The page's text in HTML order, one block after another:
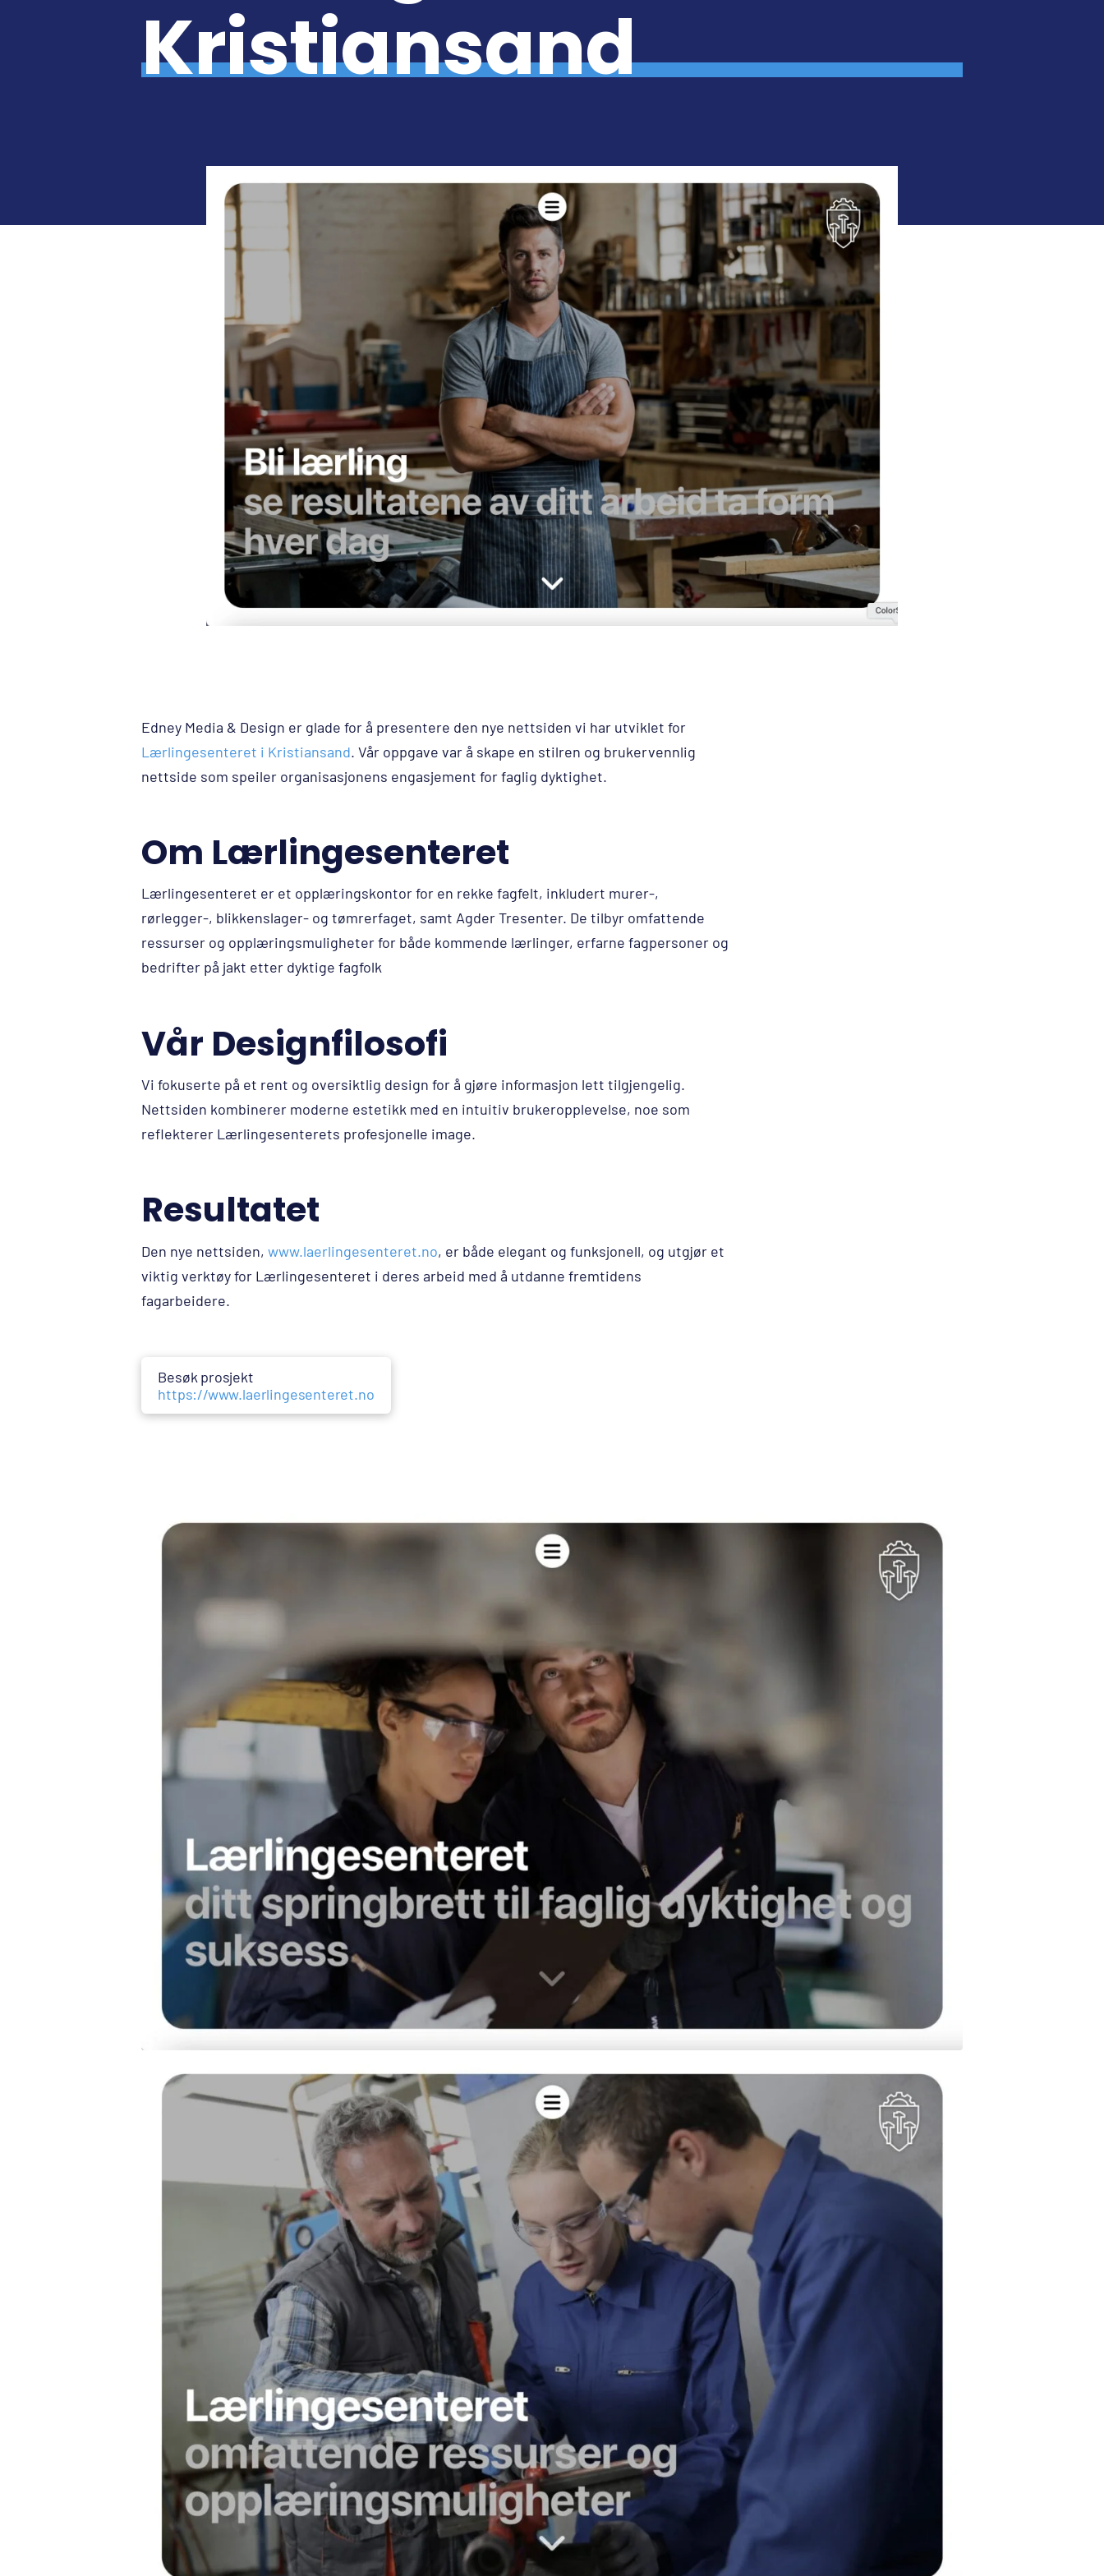
Kristiansand
Edney Media & Design er glade for å presentere den nye nettsiden vi har utviklet for
Lærlingesenteret i Kristiansand. Vår oppgave var å skape en stilren og brukervennlig
nettside som speiler organisasjonens engasjement for faglig dyktighet.
Om Lærlingesenteret
Lærlingesenteret er et opplæringskontor for en rekke fagfelt, inkludert murer-,
rørlegger-, blikkenslager- og tømrerfaget, samt Agder Tresenter. De tilbyr omfattende
ressurser og opplæringsmuligheter for både kommende lærlinger, erfarne fagpersoner og
bedrifter på jakt etter dyktige fagfolk
Vår Designfilosofi
Vi fokuserte på et rent og oversiktlig design for å gjøre informasjon lett tilgjengelig.
Nettsiden kombinerer moderne estetikk med en intuitiv brukeropplevelse, noe som
reflekterer Lærlingesenterets profesjonelle image.
Resultatet
Den nye nettsiden, www.laerlingesenteret.no, er både elegant og funksjonell, og utgjør et
viktig verktøy for Lærlingesenteret i deres arbeid med å utdanne fremtidens
fagarbeidere.
Besøk prosjekt
https://www.laerlingesenteret.no